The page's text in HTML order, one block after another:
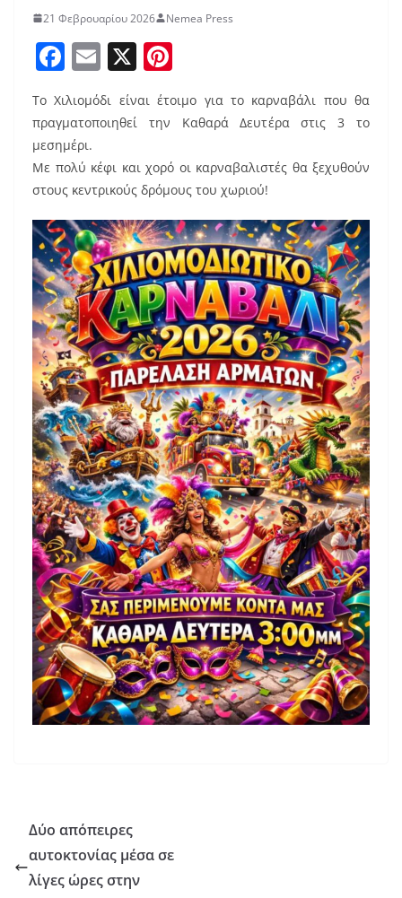
21 Φεβρουαρίου 2026 Nemea Press
F
a
c
e
b
o
o
k
E
m
ai
X
er
st
Το Χιλιομόδι είναι έτοιμο για το καρναβάλι που θα
πραγματοποιηθεί την Καθαρά Δευτέρα στις 3 το
μεσημέρι.
Με πολύ κέφι και χορό οι καρναβαλιστές θα ξεχυθούν
στους κεντρικούς δρόμους του χωριού!
Δύο απόπειρες
αυτοκτονίας μέσα σε
λίγες ώρες στην